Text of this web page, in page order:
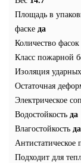
Площадь в
фаске да
Количество фасок
Класс пожарной
Изоляция
Остаточная
Электрическое
Водостойкость да
Влагостойкость да
Антистатическое
Подходит для